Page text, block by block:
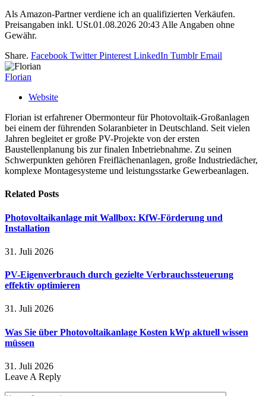
Als Amazon-Partner verdiene ich an qualifizierten Verkäufen.
Preisangaben inkl. USt.01.08.2026 20:43 Alle Angaben ohne
Gewähr.
Share. Facebook Twitter Pinterest LinkedIn Tumblr Email
Florian
Website
Florian ist erfahrener Obermonteur für Photovoltaik-Großanlagen
bei einem der führenden Solaranbieter in Deutschland. Seit vielen
Jahren begleitet er große PV-Projekte von der ersten
Baustellenplanung bis zur finalen Inbetriebnahme. Zu seinen
Schwerpunkten gehören Freiflächenanlagen, große Industriedächer,
komplexe Montagesysteme und leistungsstarke Gewerbeanlagen.
Related Posts
Photovoltaikanlage mit Wallbox: KfW-Förderung und
Installation
31. Juli 2026
PV-Eigenverbrauch durch gezielte Verbrauchssteuerung
effektiv optimieren
31. Juli 2026
Was Sie über Photovoltaikanlage Kosten kWp aktuell wissen
müssen
31. Juli 2026
Leave A Reply